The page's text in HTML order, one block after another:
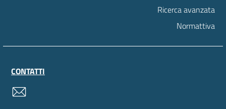
Ricerca avanzata
Normattiva
CONTATTI